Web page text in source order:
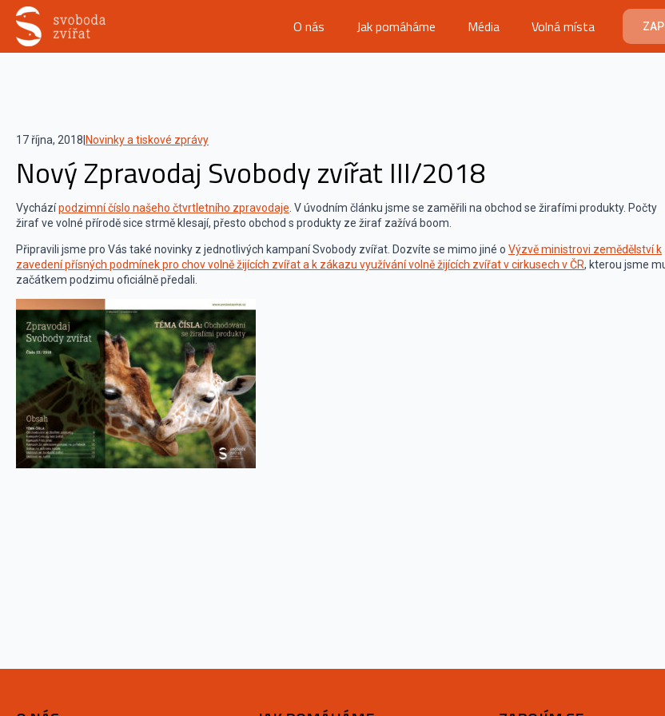
O nás Jak pomáháme Média Volná místa
17 října, 2018 Novinky a tiskové zprávy
Nový Zpravodaj Svobody zvířat III/2018
Vycházípodzimní číslo našeho čtvrtletního zpravodaje . V úvodním článku jsme se zaměřili na obchod se žirafími produkty. Počty
žiraf ve volné přírodě sice strmě klesají, přesto obchod s produkty ze žiraf zažívá boom.
Připravili jsme pro Vás také novinky z jednotlivých kampaní Svobody zvířat. Dozvíte se mimo jiné o Výzvě ministrovi zemědělství k
zavedení přísných podmínek pro chov volně žijících zvířat a k zákazu využívání volně žijících zvířat v cirkusech v ČR, kterou jsme
začátkem podzimu oficiálně předali.